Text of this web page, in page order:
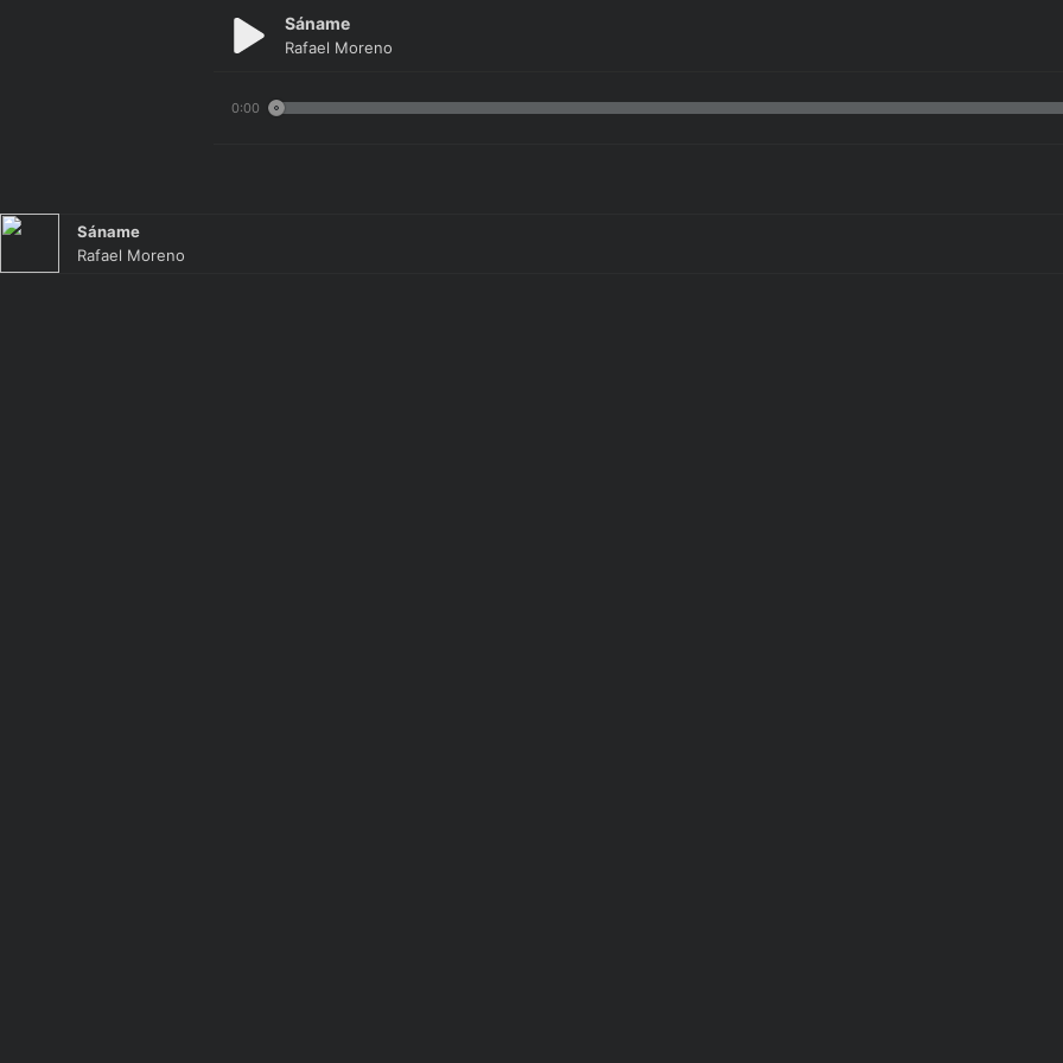
Sáname
Rafael Moreno
0:00
Sáname
Rafael Moreno